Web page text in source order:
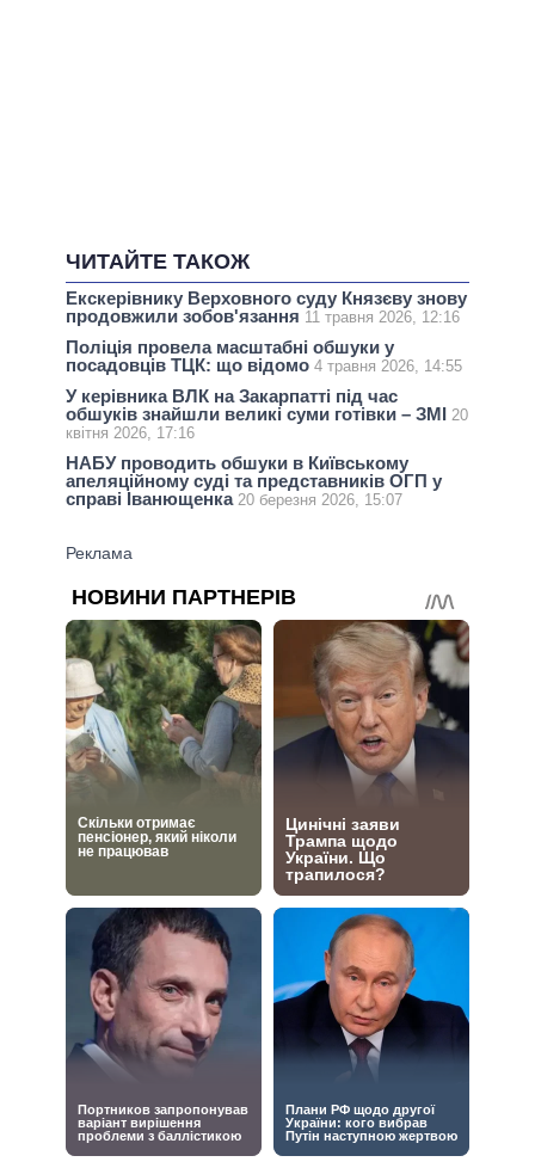
ЧИТАЙТЕ ТАКОЖ
Екскерівнику Верховного суду Князєву знову
продовжили зобов'язання 11 травня 2026, 12:16
Поліція провела масштабні обшуки у
посадовців ТЦК: що відомо 4 травня 2026, 14:55
У керівника ВЛК на Закарпатті під час
обшуків знайшли великі суми готівки – ЗМІ 20
квітня 2026, 17:16
НАБУ проводить обшуки в Київському
апеляційному суді та представників ОГП у
справі Іванющенка 20 березня 2026, 15:07